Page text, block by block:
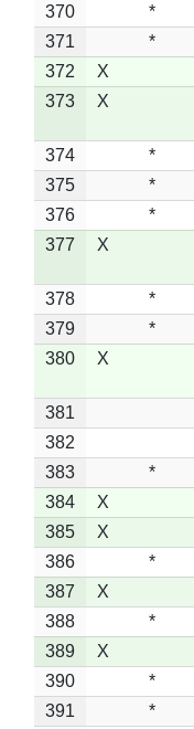
370
*
371
*
372
X
373
X
374 *
375
*
376
*
377
X
378 *
379
*
380
X
381
382
383
*
384
X
385
X
386
*
387
X
388
*
389
X
390
*
391
*